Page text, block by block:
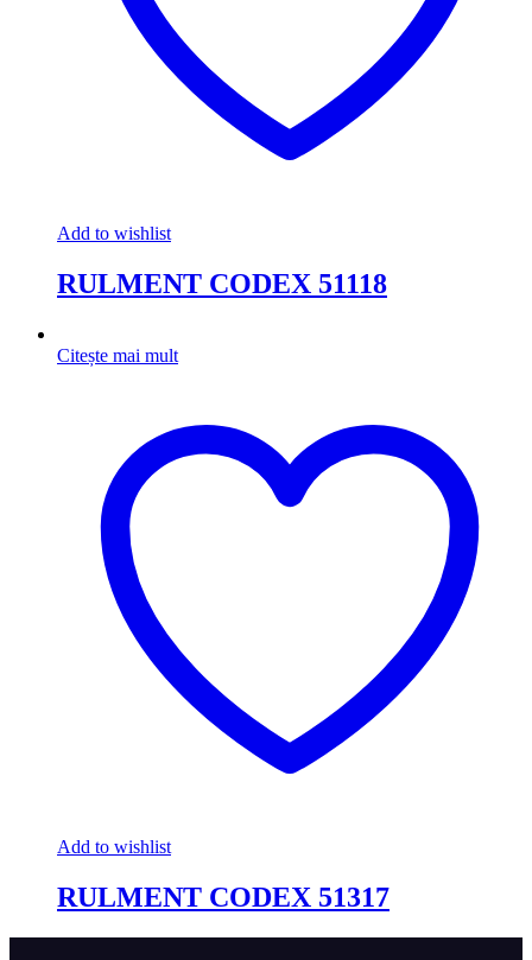
Add to wishlist
RULMENT CODEX 51118
Citește mai mult
Add to wishlist
RULMENT CODEX 51317